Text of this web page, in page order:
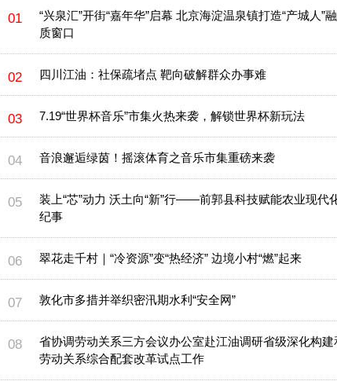
“兴泉汇”开街“嘉年华”启幕 北京海淀温泉镇打造“产城人”
质窗口
四川江油：社保疏堵点 靶向破解群众办事难
7.19“世界杯音乐”市集火热来袭，解锁世界杯新玩法
音浪邂逅绿茵！摇滚体育之音乐市集重磅来袭
装上“芯”动力 沃土向“新”行——前郭县科技赋能农业现代
纪事
翠花走千村｜“冷资源”变“热经济” 边境小村“燃”起来
敦化市多措并举织密汛期水利“安全网”
省协调劳动关系三方会议办公室赴江油调研省级深化构建
劳动关系综合配套改革试点工作